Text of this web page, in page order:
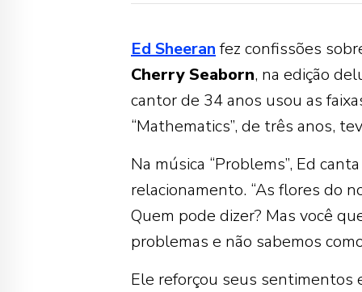
Ed Sheeranfez confissões
CherrySeaborn, na edição
cantor de 34 anos usou as
“Mathematics”, de três anos,
Na música “Problems”, Ed
relacionamento. “As flores do
Quem pode dizer? Mas você
problemas e não sabemos
Ele reforçou seus sentimentos